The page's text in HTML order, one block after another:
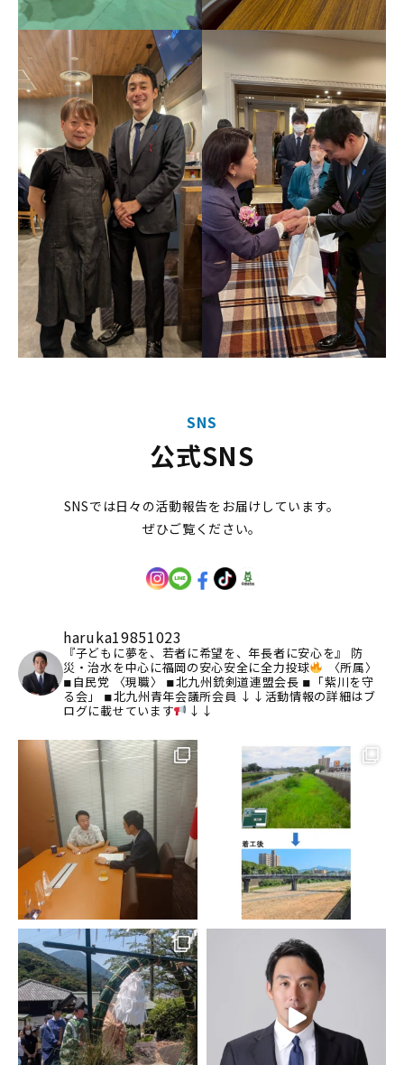
SNS
公式SNS
SNSでは日々の活動報告をお届けしています。
ぜひご覧ください。
haruka19851023
『子どもに夢を、若者に希望を、年長者に安心を』
防
災・治水を中心に福岡の安心安全に全力投球
〈所属〉
◾︎自民党 〈現職〉 ◾︎北九州銃剣道連盟会長 ◾︎「紫川を守
る会」
◾︎北九州青年会議所会員 ↓↓活動情報の詳細はブ
ログに載せています
↓↓